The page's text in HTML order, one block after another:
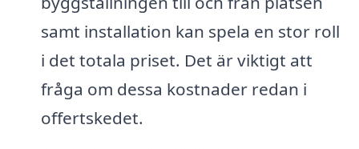
samt installation kan spela en stor roll
i det totala priset. Det är viktigt att
fråga om dessa kostnader redan i
offertskedet.